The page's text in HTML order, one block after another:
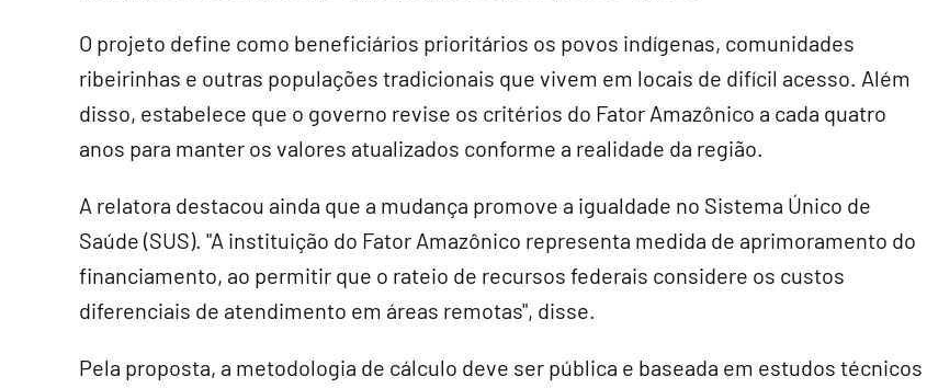
O projeto define como beneficiários prioritários os povos indígenas, comunidades
ribeirinhas e outras populações tradicionais que vivem em locais de difícil acesso. Além
disso, estabelece que o governo revise os critérios do Fator Amazônico a cada quatro
anos para manter os valores atualizados conforme a realidade da região.
A relatora destacou ainda que a mudança promove a igualdade no Sistema Único de
Saúde (SUS). "A instituição do Fator Amazônico representa medida de aprimoramento do
financiamento, ao permitir que o rateio de recursos federais considere os custos
diferenciais de atendimento em áreas remotas", disse.
Pela proposta, a metodologia de cálculo deve ser pública e baseada em estudos técnicos